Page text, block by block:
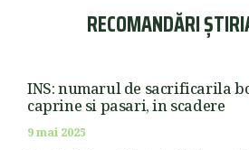
RECOMANDĂRI
INS: numarul de sacrificarila
caprine si pasari, in scadere
9 mai 2025